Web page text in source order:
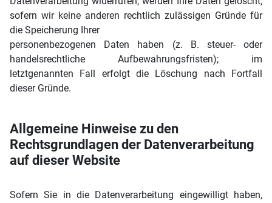
sofern wir keine anderen rechtlich zulässigen Gründe für
die Speicherung Ihrer
personenbezogenen Daten haben (z. B. steuer- oder
handelsrechtliche Aufbewahrungsfristen); im
letztgenannten Fall erfolgt die Löschung nach Fortfall
dieser Gründe.
Allgemeine Hinweise zu den
Rechtsgrundlagen der Datenverarbeitung
auf dieser Website
Sofern Sie in die Datenverarbeitung eingewilligt haben,